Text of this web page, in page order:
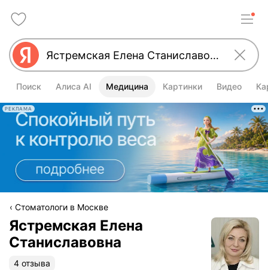
Поиск Алиса AI Медицина Картинки Видео
РЕКЛАМА
Стоматологи в Москве
Ястремская Елена
Станиславовна
4 отзыва